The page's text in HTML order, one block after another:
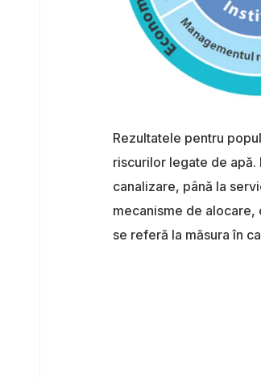
Rezultatele pentru
riscurilor legate de
canalizare, până la
mecanisme de
se referă la măsura în